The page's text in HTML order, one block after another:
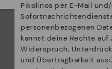
Pikolinos per E-Mail
personenbezogenen
kannst deine Rechte auf
Widerspruch,
und Übertragbarkeit